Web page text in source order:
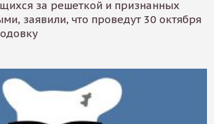
за решеткой и признанных
заявили, что проведут 30 октября